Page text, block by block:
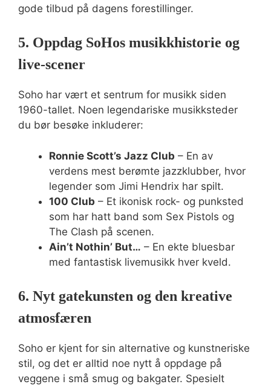
gode tilbud på dagens forestillinger.
5. Oppdag SoHos musikkhistorie og
live-scener
Soho har vært et sentrum for musikk siden
1960-tallet. Noen legendariske musikksteder
du bør besøke inkluderer:
Ronnie Scott’s Jazz Club – En av
verdens mest berømte jazzklubber, hvor
legender som Jimi Hendrix har spilt.
100 Club – Et ikonisk rock- og punksted
som har hatt band som Sex Pistols og
The Clash på scenen.
Ain’t Nothin’ But… – En ekte bluesbar
med fantastisk livemusikk hver kveld.
6. Nyt gatekunsten og den kreative
atmosfæren
Soho er kjent for sin alternative og kunstneriske
stil, og det er alltid noe nytt å oppdage på
veggene i små smug og bakgater. Spesielt